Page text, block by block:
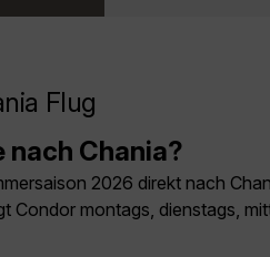
Flug
nach Chania?
2026 direkt nach
Condor montags, dienstags,